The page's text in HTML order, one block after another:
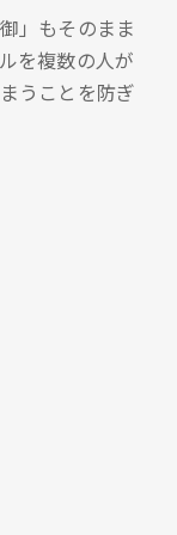
」もそのまま
を複数の人が
うことを防ぎ